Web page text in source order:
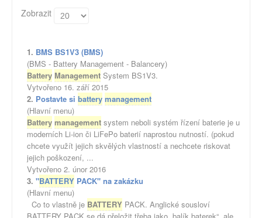
Zobrazit
1. BMS BS1V3 (BMS)
(BMS - Battery Management - Balancery)
Battery Management System BS1V3.
Vytvořeno 16. září 2015
2. Postavte si battery management
(Hlavní menu)
Battery management system neboli systém řízení baterie je u
moderních Li-ion či LiFePo baterií naprostou nutností. (pokud
chcete využít jejich skvělých vlastností a nechcete riskovat
jejich poškození, ...
Vytvořeno 2. únor 2016
3. "BATTERY PACK" na zakázku
(Hlavní menu)
Co to vlastně je BATTERY PACK. Anglické sousloví